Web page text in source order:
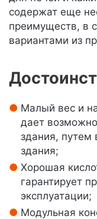
содержат еще
преимуществ, в
вариантами из
Малый вес и
дает
здания, путем
здания;
Хорошая
гарантирует
эксплуатации;
Модульная